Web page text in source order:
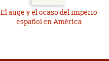
El auge y el ocaso del imperio
español en América